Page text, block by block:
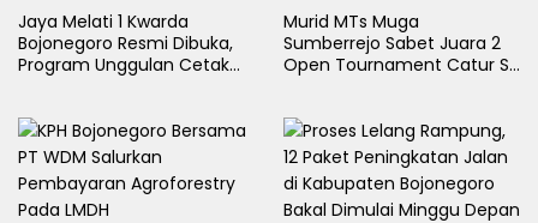
Jaya Melati 1 Kwarda
Bojonegoro Resmi Dibuka,
Program Unggulan Cetak
Murid MTs Muga
Sumberrejo Sabet Juara 2
Open Tournament Catur S-